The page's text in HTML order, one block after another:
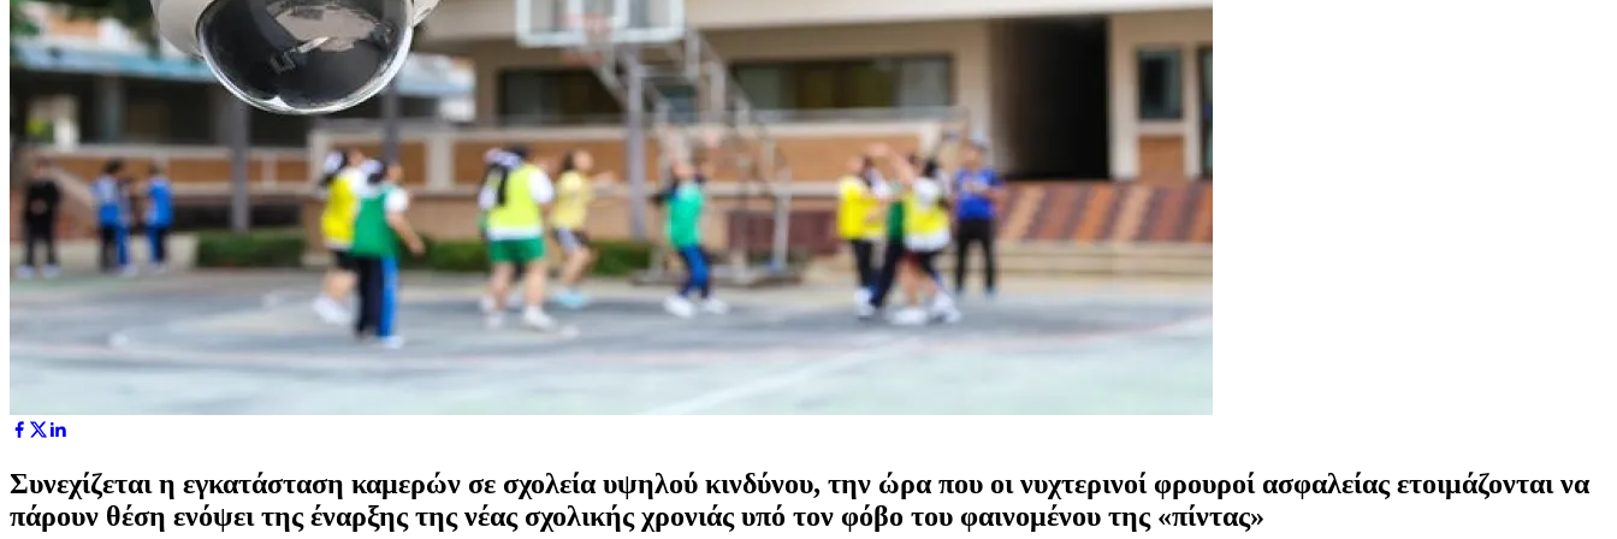
Συνεχίζεται η εγκατάσταση καμερών σε σχολεία υψηλού κινδύνου, την ώρα που οι νυχτερινοί φρουροί ασφαλείας ετοιμάζονται να
πάρουν θέση ενόψει της έναρξης της νέας σχολικής χρονιάς υπό τον φόβο του φαινομένου της «πίντας»